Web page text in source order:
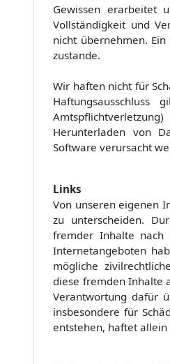
Gewissen erarbeitet
Vollständigkeit und
nicht übernehmen.
zustande.
Wir haften nicht für
Herunterladen von
Software verursacht
Links
Von unseren eigenen
zu unterscheiden.
fremder Inhalte nach
Internetangeboten
mögliche
diese fremden Inhalte
Verantwortung dafür
insbesondere für
entstehen, haftet